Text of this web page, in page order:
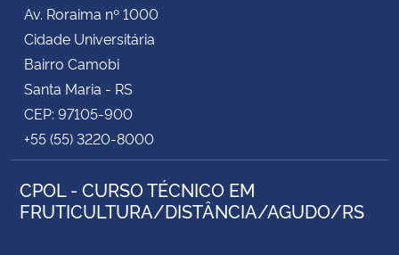
Av. Roraima nº 1000
Cidade Universitária
Bairro Camobi
Santa Maria - RS
CEP: 97105-900
+55 (55) 3220-8000
CPOL - CURSO TÉCNICO EM
FRUTICULTURA/DISTÂNCIA/AGUDO/RS